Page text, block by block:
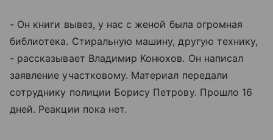
- Он книги вывез, у нас с женой была огромная
библиотека. Стиральную машину, другую технику,
- рассказывает Владимир Конюхов. Он написал
заявление участковому. Материал передали
сотруднику полиции Борису Петрову. Прошло 16
дней. Реакции пока нет.